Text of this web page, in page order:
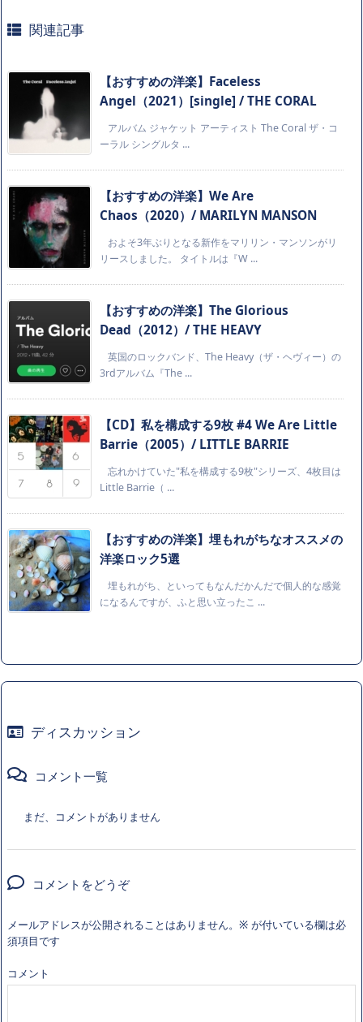
関連記事
【おすすめの洋楽】Faceless
Angel（2021）[single] / THE CORAL
アルバム ジャケット アーティスト The Coral ザ・コ
ーラル シングルタ ...
【おすすめの洋楽】We Are
Chaos（2020）/ MARILYN MANSON
およそ3年ぶりとなる新作をマリリン・マンソンがリ
リースしました。 タイトルは『W ...
【おすすめの洋楽】The Glorious
Dead（2012）/ THE HEAVY
英国のロックバンド、The Heavy（ザ・ヘヴィー）の
3rdアルバム『The ...
【CD】私を構成する9枚 #4 We Are Little
Barrie（2005）/ LITTLE BARRIE
忘れかけていた"私を構成する9枚"シリーズ、4枚目は
Little Barrie（ ...
【おすすめの洋楽】埋もれがちなオススメの
洋楽ロック5選
埋もれがち、といってもなんだかんだで個人的な感覚
になるんですが、ふと思い立ったこ ...
ディスカッション
コメント一覧
まだ、コメントがありません
コメントをどうぞ
メールアドレスが公開されることはありません。 ※ が付いている欄は必
須項目です
コメント